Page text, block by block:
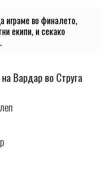
играме во финалето,
екипи, и секако
Вардар во Струга